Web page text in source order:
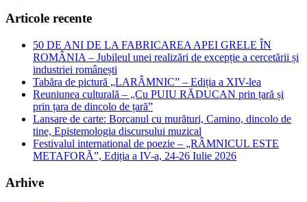
Articole recente
50 DE ANI DE LA FABRICAREA APEI GRELE ÎN
ROMÂNIA – Jubileul unei realizări de excepție a cercetării și
industriei românești
Tabăra de pictură „LARÂMNIC” – Ediția a XIV-lea
Reuniunea culturală – „Cu PUIU RĂDUCAN prin țară și
prin țara de dincolo de țară”
Lansare de carte: Borcanul cu murături, Camino, dincolo de
tine, Epistemologia discursului muzical
Festivalul international de poezie – „RÂMNICUL ESTE
METAFORĂ”, Ediția a IV-a, 24-26 Iulie 2026
Arhive